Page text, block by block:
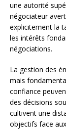
une autorité
négociateur
explicitement la
les intérêts
négociations.
La gestion des
mais
confiance
des décisions
cultivent une
objectifs face